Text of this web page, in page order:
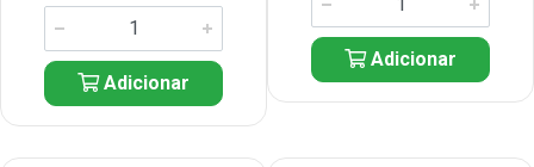
Adicionar
Adicionar